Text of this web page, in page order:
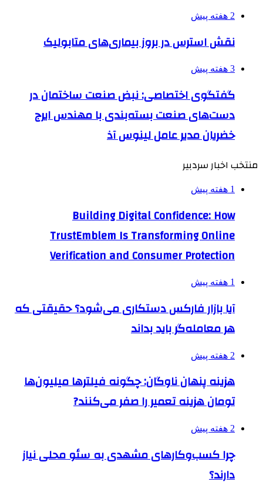
2 هفته پیش
نقش استرس در بروز بیماری‌های متابولیک
3 هفته پیش
گفتگوی اختصاصی: نبض صنعت ساختمان در
دست‌های صنعت بسته‌بندی با مهندس ایرج
خضریان مدیر عامل لینوس آذ
منتخب اخبار سردبیر
1 هفته پیش
Building Digital Confidence: How
TrustEmblem Is Transforming Online
Verification and Consumer Protection
1 هفته پیش
آیا بازار فارکس دستکاری می‌شود؟ حقیقتی که
هر معامله‌گر باید بداند
2 هفته پیش
هزینه پنهان ناوگان: چگونه فیلترها میلیون‌ها
تومان هزینه تعمیر را صفر می‌کنند?
2 هفته پیش
چرا کسب‌وکارهای مشهدی به سئو محلی نیاز
دارند؟